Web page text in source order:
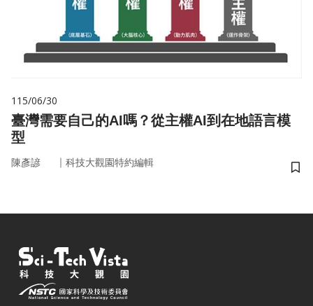
115/06/30
臺灣需要自己的AI嗎？從主權AI到在地語言模
型
陳彥諺 ｜ 科技大觀園特約編輯
儲